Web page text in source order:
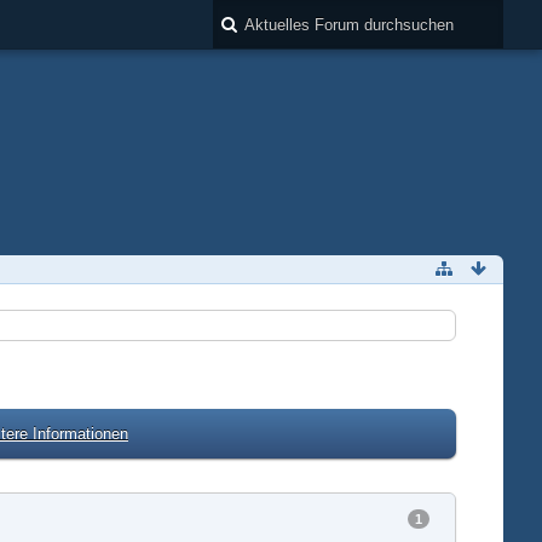
Informationen
1